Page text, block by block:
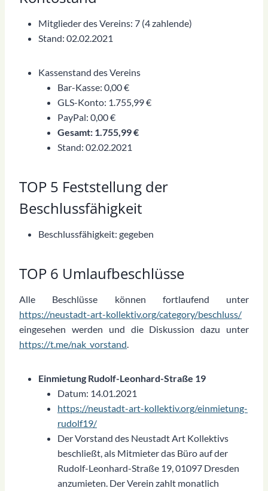
Mitglieder des Vereins: 7 (4 zahlende)
Stand: 02.02.2021
Kassenstand des Vereins
Bar-Kasse: 0,00 €
GLS-Konto: 1.755,99 €
PayPal: 0,00 €
Gesamt: 1.755,99 €
Stand: 02.02.2021
TOP 5 Feststellung der
Beschlussfähigkeit
Beschlussfähigkeit: gegeben
TOP 6 Umlaufbeschlüsse
Alle Beschlüsse können fortlaufend unter
https://neustadt-art-kollektiv.org/category/beschluss/
eingesehen werden und die Diskussion dazu unter
https://t.me/nak_vorstand
Einmietung Rudolf-Leonhard-Straße 19
Datum: 14.01.2021
https://neustadt-art-kollektiv.org/einmietung-
rudolf19/
Der Vorstand des Neustadt Art Kollektivs
beschließt, als Mitmieter das Büro auf der
Rudolf-Leonhard-Straße 19, 01097 Dresden
anzumieten. Der Verein zahlt monatlich